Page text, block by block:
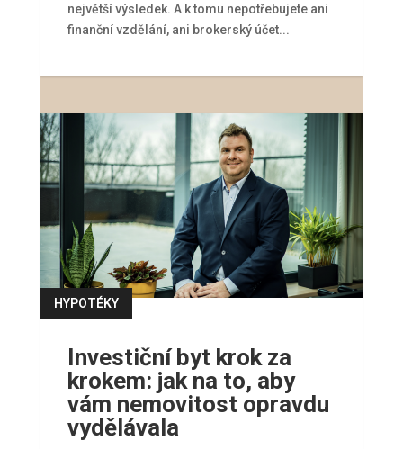
největší výsledek. A k tomu nepotřebujete ani
finanční vzdělání, ani brokerský účet...
číst více
Investiční byt krok za
krokem: jak na to, aby
vám nemovitost opravdu
vydělávala
HYPOTÉKY